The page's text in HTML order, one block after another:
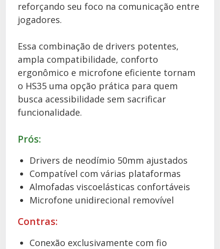
reforçando seu foco na comunicação entre
jogadores.
Essa combinação de drivers potentes,
ampla compatibilidade, conforto
ergonômico e microfone eficiente tornam
o HS35 uma opção prática para quem
busca acessibilidade sem sacrificar
funcionalidade.
Prós:
Drivers de neodímio 50mm ajustados
Compatível com várias plataformas
Almofadas viscoelásticas confortáveis
Microfone unidirecional removível
Contras:
Conexão exclusivamente com fio